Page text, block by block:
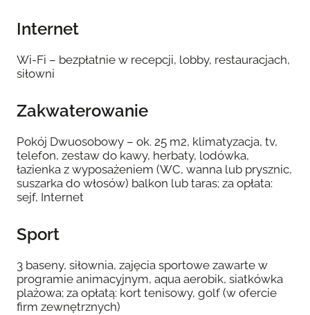
Internet
Wi-Fi – bezpłatnie w recepcji, lobby, restauracjach,
siłowni
Zakwaterowanie
Pokój Dwuosobowy – ok. 25 m2, klimatyzacja, tv,
telefon, zestaw do kawy, herbaty, lodówka,
łazienka z wyposażeniem (WC, wanna lub prysznic,
suszarka do włosów) balkon lub taras; za opłata:
sejf, Internet
Sport
3 baseny, siłownia, zajęcia sportowe zawarte w
programie animacyjnym, aqua aerobik, siatkówka
plażowa; za opłatą: kort tenisowy, golf (w ofercie
firm zewnętrznych)